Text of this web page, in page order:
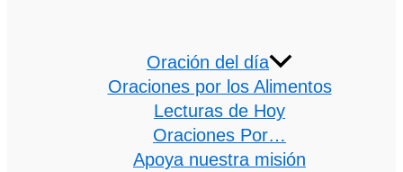
Oración del día
Oraciones por los Alimentos
Lecturas de Hoy
Oraciones Por…
Apoya nuestra misión